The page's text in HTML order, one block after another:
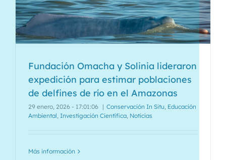
Fundación Omacha y Solinia lideraron
expedición para estimar poblaciones
de delfines de río en el Amazonas
29 enero, 2026 - 17:01:06 | Conservación In Situ, Educación
Ambiental, Investigación Científica, Noticias
Más información